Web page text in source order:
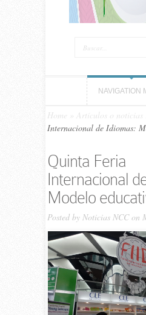
NAVIGATION
Home Artículos o noticias
Internacional de Idiomas:
Quinta Feria
Internacional
Modelo
Posted by Noticias NCCon